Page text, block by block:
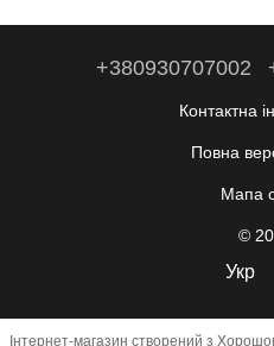
+380930707002
Контактна
Повна
Мапа
©
Укр
Інтернет-магазин створений з